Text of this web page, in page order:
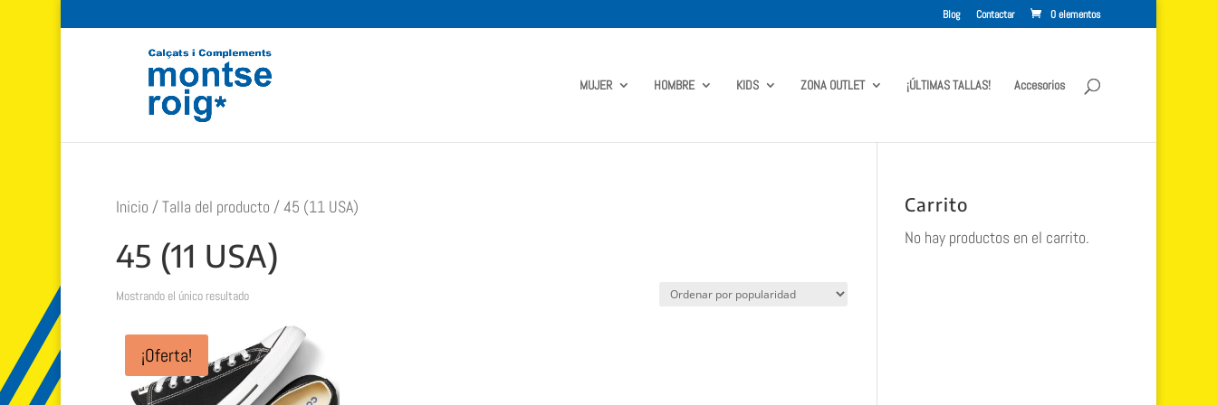
Blog Contactar 0 elementos
MUJER HOMBRE KIDS ZONA OUTLET ¡ÚLTIMAS TALLAS! Accesorios
Inicio / Talla del producto / 45 (11 USA)
45 (11 USA)
Mostrando el único resultado
¡Oferta!
Carrito
No hay productos en el carrito.